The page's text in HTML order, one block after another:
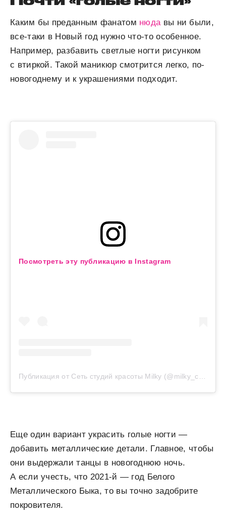
Каким бы преданным фанатом нюдавы ни были,
все-таки в Новый год нужно что-то особенное.
Например, разбавить светлые ногти рисунком
с втиркой. Такой маникюр смотрится легко, по-
новогоднему и к украшениями подходит.
Посмотреть эту публикацию в Instagram
Еще один вариант украсить голые ногти —
добавить металлические детали. Главное, чтобы
они выдержали танцы в новогоднюю ночь.
А если учесть, что 2021-й — год Белого
Металлического Быка, то вы точно задобрите
покровителя.